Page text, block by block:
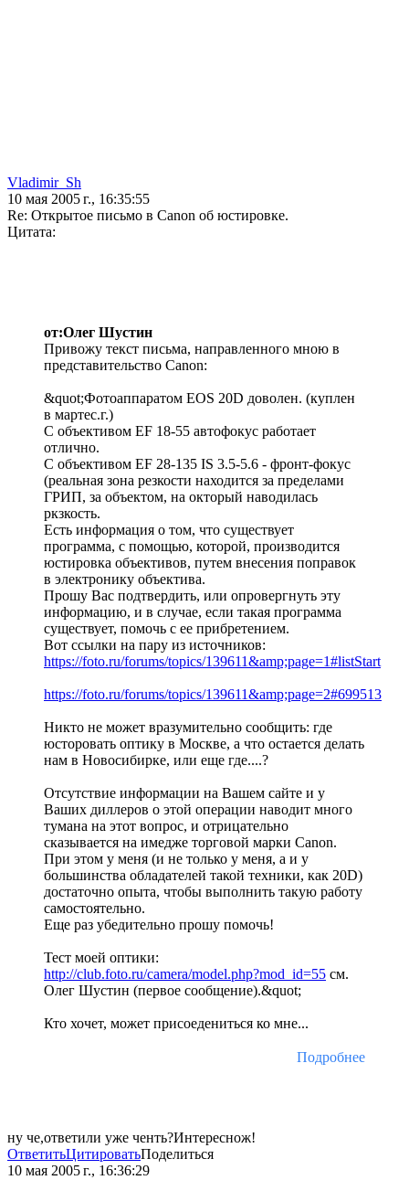
Vladimir_Sh
10 мая 2005 г., 16:35:55
Re: Открытое письмо в Canon об юстировке.
Цитата:
от:Олег Шустин
Привожу текст письма, направленного мною в
представительство Canon:
&quot;Фотоаппаратом EOS 20D доволен. (куплен
в мартес.г.)
С объективом EF 18-55 автофокус работает
отлично.
С объективом EF 28-135 IS 3.5-5.6 - фронт-фокус
(реальная зона резкости находится за пределами
ГРИП, за объектом, на окторый наводилась
ркзкость.
Есть информация о том, что существует
программа, с помощью, которой, производится
юстировка объективов, путем внесения поправок
в электронику объектива.
Прошу Вас подтвердить, или опровергнуть эту
информацию, и в случае, если такая программа
существует, помочь с ее прибретением.
Вот ссылки на пару из источников:
https://foto.ru/forums/topics/139611&amp;page=1#listStart
https://foto.ru/forums/topics/139611&amp;page=2#699513
Никто не может вразумительно сообщить: где
юсторовать оптику в Москве, а что остается делать
нам в Новосибирке, или еще где....?
Отсутствие информации на Вашем сайте и у
Ваших диллеров о этой операции наводит много
тумана на этот вопрос, и отрицательно
сказывается на имедже торговой марки Canon.
При этом у меня (и не только у меня, а и у
большинства обладателей такой техники, как 20D)
достаточно опыта, чтобы выполнить такую работу
самостоятельно.
Еще раз убедительно прошу помочь!
Тест моей оптики:
http://club.foto.ru/camera/model.php?mod_id=55 см.
Олег Шустин (первое сообщение).&quot;
Кто хочет, может присоедениться ко мне...
Подробнее
ну че,ответили уже ченть?Интереснож!
ОтветитьЦитироватьПоделиться
10 мая 2005 г., 16:36:29